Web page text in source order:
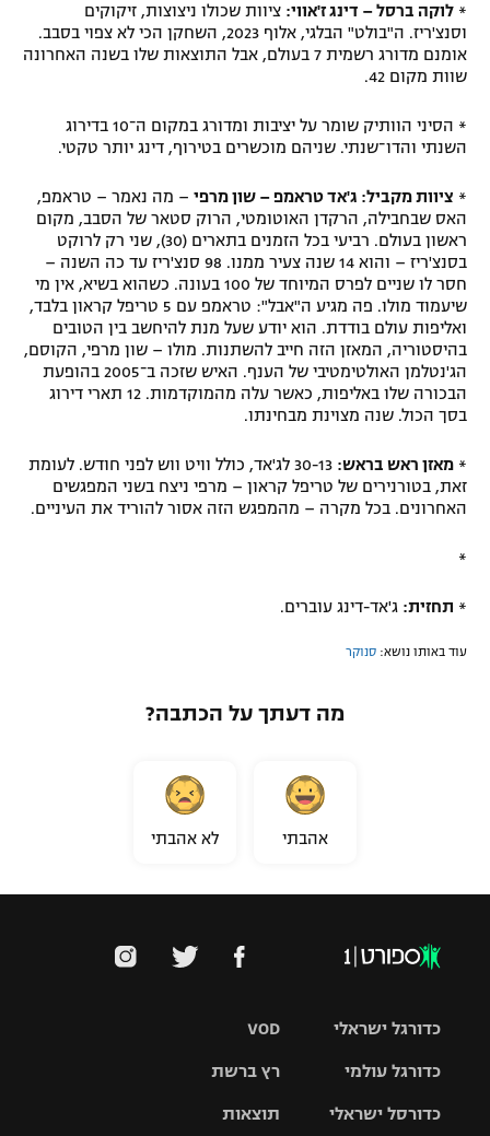
* לוקה ברסל – דינג ז'אווי: ציוות שכולו ניצוצות, זיקוקים
וסנצ'ריז. ה"בולט" הבלגי, אלוף 2023, השחקן הכי לא צפוי בסבב.
אומנם מדורג רשמית 7 בעולם, אבל התוצאות שלו בשנה האחרונה
שוות מקום 42.
* הסיני הוותיק שומר על יציבות ומדורג במקום ה־10 בדירוג
השנתי והדו־שנתי. שניהם מוכשרים בטירוף, דינג יותר טקטי.
* ציוות מקביל: ג'אד טראמפ – שון מרפי – מה נאמר – טראמפ,
האס שבחבילה, הרקדן האוטומטי, הרוק סטאר של הסבב, מקום
ראשון בעולם. רביעי בכל הזמנים בתארים (30), שני רק לרוקט
בסנצ'ריז – והוא 14 שנה צעיר ממנו. 98 סנצ'ריז עד כה השנה –
חסר לו שניים לפרס המיוחד של 100 בעונה. כשהוא בשיא, אין מי
שיעמוד מולו. פה מגיע ה"אבל": טראמפ עם 5 טריפל קראון בלבד,
ואליפות עולם בודדת. הוא יודע שעל מנת להיחשב בין הטובים
בהיסטוריה, המאזן הזה חייב להשתנות. מולו – שון מרפי, הקוסם,
הג'נטלמן האולטימטיבי של הענף. האיש שזכה ב־2005 בהופעת
הבכורה שלו באליפות, כאשר עלה מהמוקדמות. 12 תארי דירוג
בסך הכול. שנה מצוינת מבחינתו.
* מאזן ראש בראש:
30-13 לג'אד, כולל וויט ווש לפני חודש. לעומת
זאת, בטורנירים של טריפל קראון – מרפי ניצח בשני המפגשים
האחרונים. בכל מקרה – מהמפגש הזה אסור להוריד את העיניים.
*
* תחזית: ג'אד-דינג עוברים.
עוד באותו נושא: סנוקר
מה דעתך על הכתבה?
אהבתי לא אהבתי
VOD
רץ ברשת
תוצאות
כדורגל ישראלי
כדורגל עולמי
כדורסל ישראלי